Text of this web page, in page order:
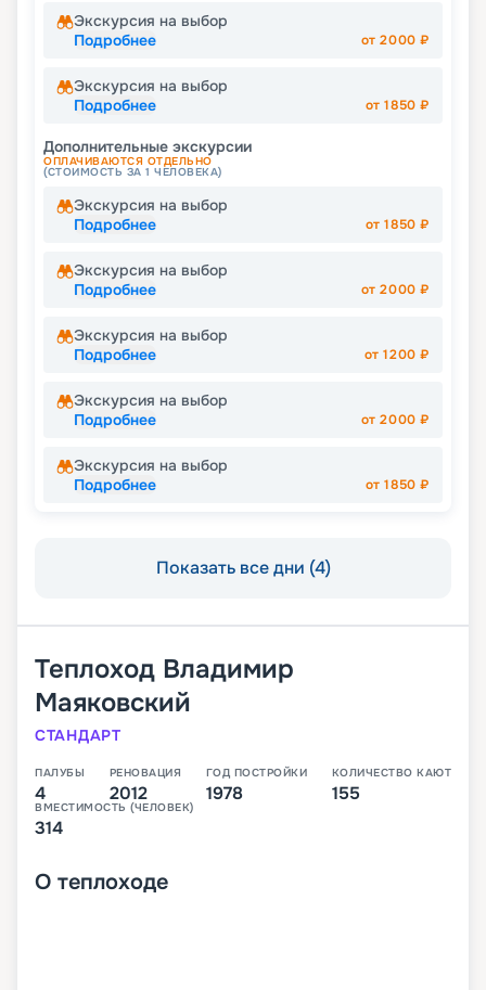
Экскурсия на выбор
Подробнее
от2000 ₽
Экскурсия на выбор
Подробнее
от1850 ₽
Дополнительные экскурсии
ОПЛАЧИВАЮТСЯ ОТДЕЛЬНО
(СТОИМОСТЬ ЗА 1 ЧЕЛОВЕКА)
Экскурсия на выбор
Подробнее
от1850 ₽
Экскурсия на выбор
Подробнее
от2000 ₽
Экскурсия на выбор
Подробнее
от1200 ₽
Экскурсия на выбор
Подробнее
от2000 ₽
Экскурсия на выбор
Подробнее
от1850 ₽
Показать все дни (4)
Теплоход Владимир
Маяковский
СТАНДАРТ
ПАЛУБЫ
4
РЕНОВАЦИЯ
2012
ГОД ПОСТРОЙКИ
1978
КОЛИЧЕСТВО КАЮТ
155
ВМЕСТИМОСТЬ (ЧЕЛОВЕК)
314
О теплоходе